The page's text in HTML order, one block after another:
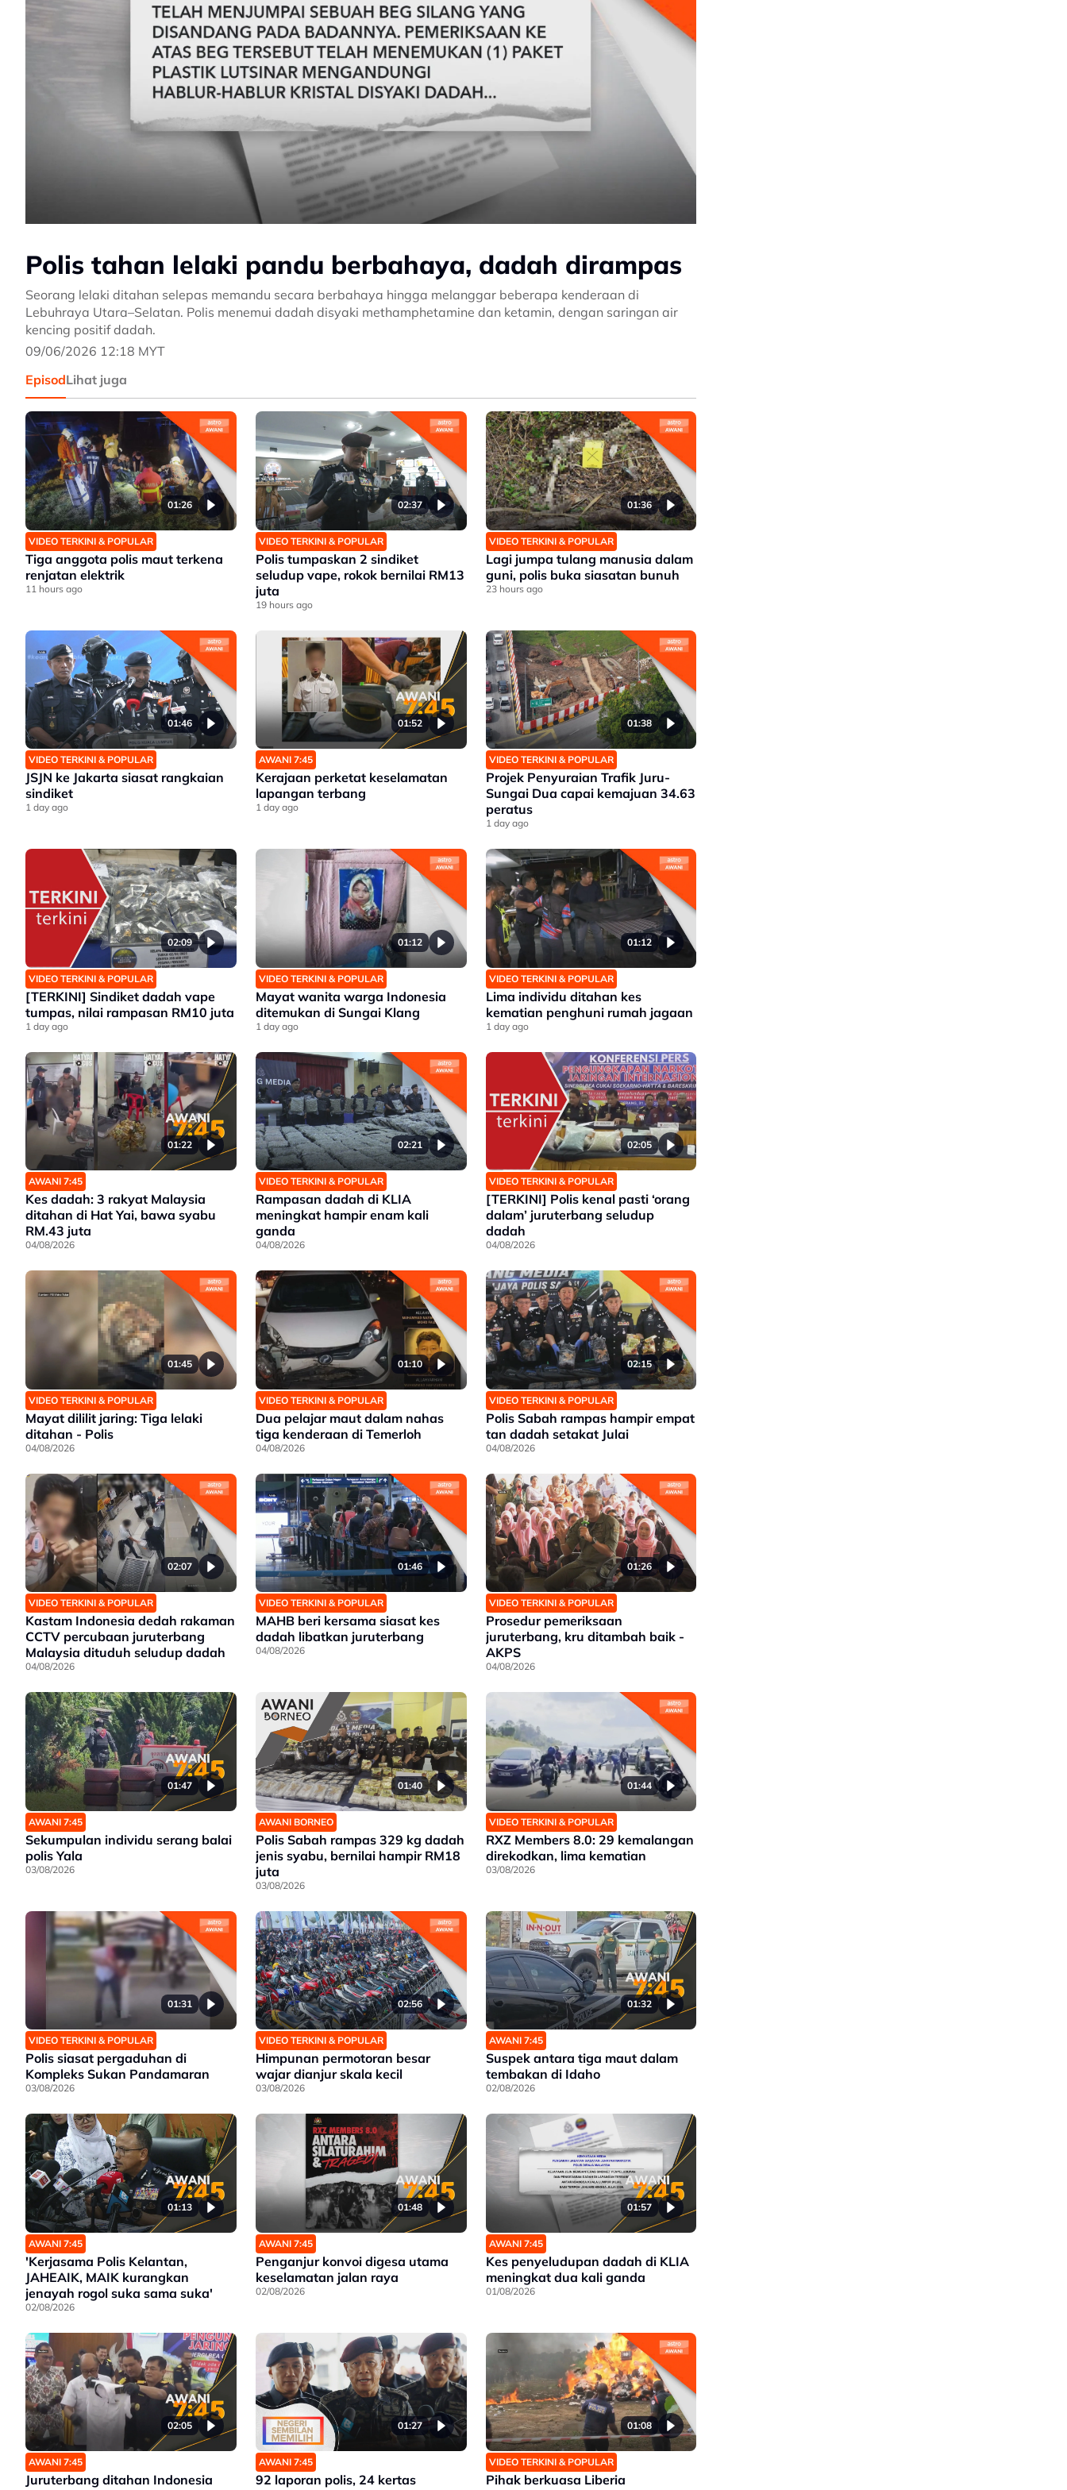
Polis tahan lelaki pandu berbahaya, dadah dirampas
Seorang lelaki ditahan selepas memandu secara berbahaya hingga melanggar beberapa kenderaan di
Lebuhraya Utara–Selatan. Polis menemui dadah disyaki methamphetamine dan ketamin, dengan saringan air
kencing positif dadah.
09/06/2026 12:18 MYT
EpisodLihat juga
01:26
VIDEO TERKINI & POPULAR
Tiga anggota polis maut terkena
renjatan elektrik
11 hours ago
02:37
VIDEO TERKINI & POPULAR
Polis tumpaskan 2 sindiket
seludup vape, rokok bernilai RM13
juta
19 hours ago
01:36
VIDEO TERKINI & POPULAR
Lagi jumpa tulang manusia dalam
guni, polis buka siasatan bunuh
23 hours ago
01:46
VIDEO TERKINI & POPULAR
JSJN ke Jakarta siasat rangkaian
sindiket
1 day ago
01:52
AWANI 7:45
Kerajaan perketat keselamatan
lapangan terbang
1 day ago
01:38
VIDEO TERKINI & POPULAR
Projek Penyuraian Trafik Juru-
Sungai Dua capai kemajuan 34.63
peratus
1 day ago
02:09
VIDEO TERKINI & POPULAR
[TERKINI] Sindiket dadah vape
tumpas, nilai rampasan RM10 juta
1 day ago
01:12
VIDEO TERKINI & POPULAR
Mayat wanita warga Indonesia
ditemukan di Sungai Klang
1 day ago
01:12
VIDEO TERKINI & POPULAR
Lima individu ditahan kes
kematian penghuni rumah jagaan
1 day ago
01:22
AWANI 7:45
Kes dadah: 3 rakyat Malaysia
ditahan di Hat Yai, bawa syabu
RM.43 juta
04/08/2026
02:21
VIDEO TERKINI & POPULAR
Rampasan dadah di KLIA
meningkat hampir enam kali
ganda
04/08/2026
02:05
VIDEO TERKINI & POPULAR
[TERKINI] Polis kenal pasti ‘orang
dalam’ juruterbang seludup
dadah
04/08/2026
01:45
VIDEO TERKINI & POPULAR
Mayat dililit jaring: Tiga lelaki
ditahan - Polis
04/08/2026
01:10
VIDEO TERKINI & POPULAR
Dua pelajar maut dalam nahas
tiga kenderaan di Temerloh
04/08/2026
02:15
VIDEO TERKINI & POPULAR
Polis Sabah rampas hampir empat
tan dadah setakat Julai
04/08/2026
02:07
VIDEO TERKINI & POPULAR
Kastam Indonesia dedah rakaman
CCTV percubaan juruterbang
Malaysia dituduh seludup dadah
04/08/2026
01:46
VIDEO TERKINI & POPULAR
MAHB beri kersama siasat kes
dadah libatkan juruterbang
04/08/2026
01:26
VIDEO TERKINI & POPULAR
Prosedur pemeriksaan
juruterbang, kru ditambah baik -
AKPS
04/08/2026
01:47
AWANI 7:45
Sekumpulan individu serang balai
polis Yala
03/08/2026
01:40
AWANI BORNEO
Polis Sabah rampas 329 kg dadah
jenis syabu, bernilai hampir RM18
juta
03/08/2026
01:44
VIDEO TERKINI & POPULAR
RXZ Members 8.0: 29 kemalangan
direkodkan, lima kematian
03/08/2026
01:31
VIDEO TERKINI & POPULAR
Polis siasat pergaduhan di
Kompleks Sukan Pandamaran
03/08/2026
02:56
VIDEO TERKINI & POPULAR
Himpunan permotoran besar
wajar dianjur skala kecil
03/08/2026
01:32
AWANI 7:45
Suspek antara tiga maut dalam
tembakan di Idaho
02/08/2026
01:13
AWANI 7:45
'Kerjasama Polis Kelantan,
JAHEAIK, MAIK kurangkan
jenayah rogol suka sama suka'
02/08/2026
01:48
AWANI 7:45
Penganjur konvoi digesa utama
keselamatan jalan raya
02/08/2026
01:57
AWANI 7:45
Kes penyeludupan dadah di KLIA
meningkat dua kali ganda
01/08/2026
02:05
AWANI 7:45
Juruterbang ditahan Indonesia
01:27
AWANI 7:45
92 laporan polis, 24 kertas
01:08
VIDEO TERKINI & POPULAR
Pihak berkuasa Liberia